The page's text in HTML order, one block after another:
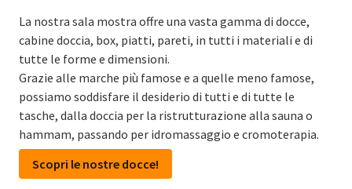
La nostra sala mostra offre una vasta gamma di docce,
cabine doccia, box, piatti, pareti, in tutti i materiali e di
tutte le forme e dimensioni.
Grazie alle marche più famose e a quelle meno famose,
possiamo soddisfare il desiderio di tutti e di tutte le
tasche, dalla doccia per la ristrutturazione alla sauna o
hammam, passando per idromassaggio e cromoterapia.
Scopri le nostre docce!